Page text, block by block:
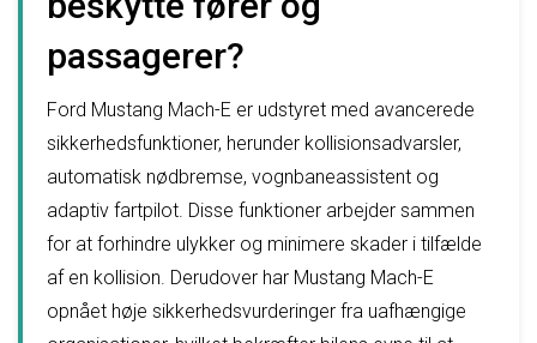
passagerer?
Ford Mustang Mach-E er udstyret med avancerede
sikkerhedsfunktioner, herunder kollisionsadvarsler,
automatisk nødbremse, vognbaneassistent og
adaptiv fartpilot. Disse funktioner arbejder sammen
for at forhindre ulykker og minimere skader i tilfælde
af en kollision. Derudover har Mustang Mach-E
opnået høje sikkerhedsvurderinger fra uafhængige